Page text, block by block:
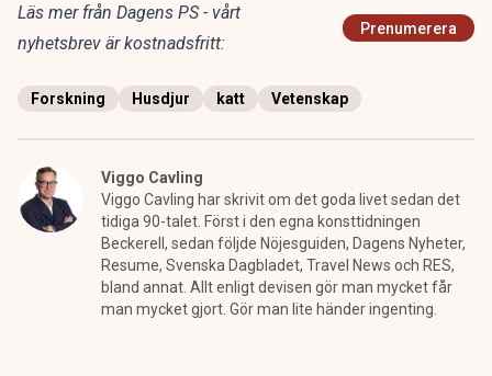
Läs mer från Dagens PS - vårt
nyhetsbrev är kostnadsfritt:
Prenumerera
Forskning Husdjur katt Vetenskap
Viggo Cavling
Viggo Cavling har skrivit om det goda livet sedan det
tidiga 90-talet. Först i den egna konsttidningen
Beckerell, sedan följde Nöjesguiden, Dagens Nyheter,
Resume, Svenska Dagbladet, Travel News och RES,
bland annat. Allt enligt devisen gör man mycket får
man mycket gjort. Gör man lite händer ingenting.